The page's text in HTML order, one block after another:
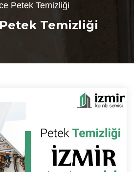
Petek Temizliği
Temizliği